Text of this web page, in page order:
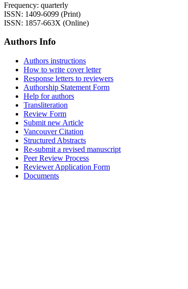
Frequency: quarterly
ISSN: 1409-6099 (Print)
ISSN: 1857-663X (Online)
Authors Info
Authors instructions
How to write cover letter
Response letters to reviewers
Authorship Statement Form
Help for authors
Transliteration
Review Form
Submit new Article
Vancouver Citation
Structured Abstracts
Re-submit a revised manuscript
Peer Review Process
Reviewer Application Form
Documents